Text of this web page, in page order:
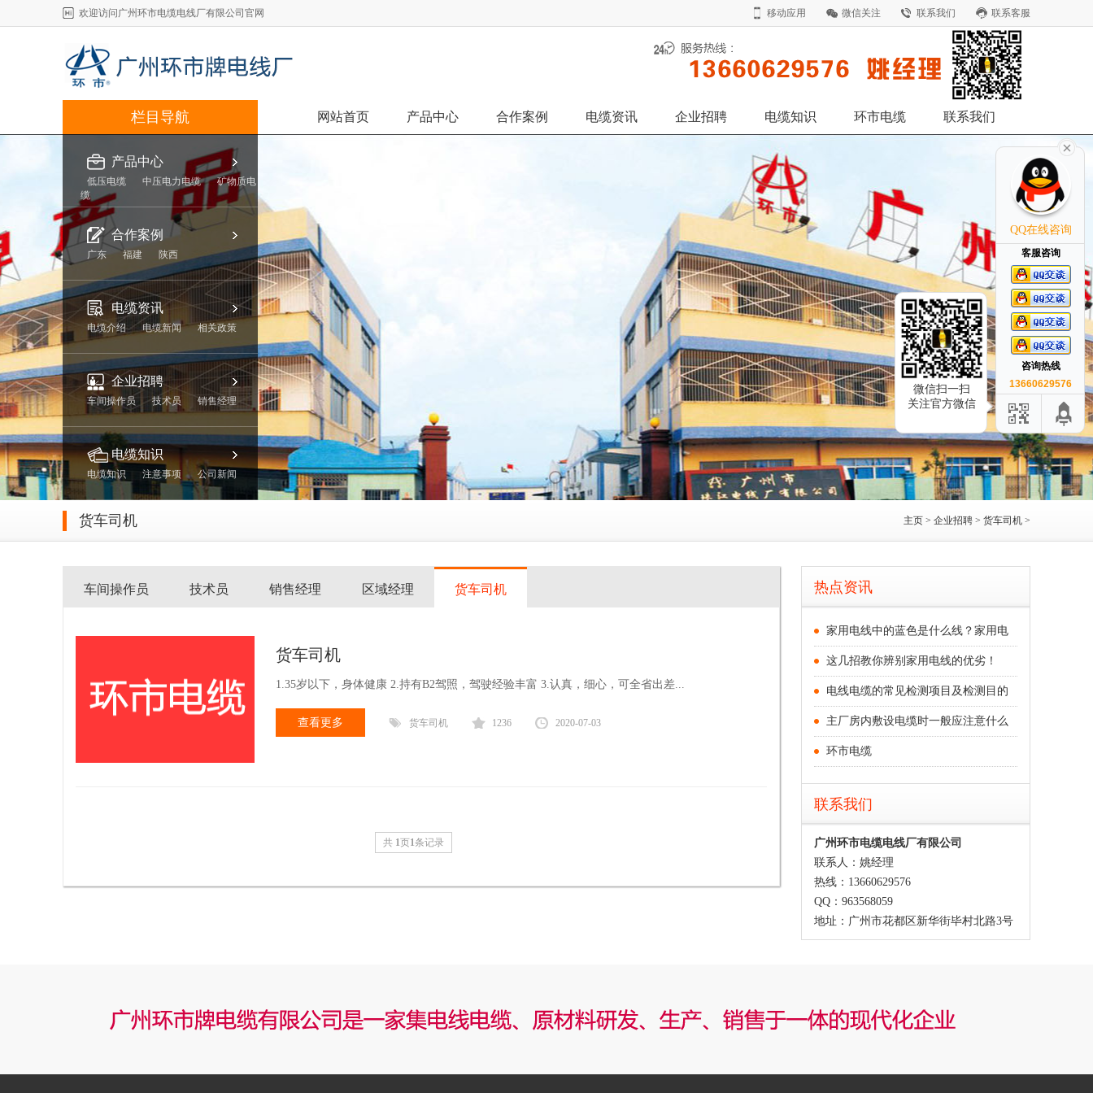
欢迎访问广州环市电缆电线厂有限公司官网 移动应用 微信关注 联系我们 联系客服
栏目导航 网站首页 产品中心 合作案例 电缆资讯 企业招聘 电缆知识 环市电缆 联系我们
产品中心
低压电缆 中压电力电缆
矿物质电
缆
合作案例
广东 福建 陕西
电缆资讯
电缆介绍 电缆新闻 相关政策
企业招聘
车间操作员 技术员 销售经理
电缆知识
电缆知识 注意事项 公司新闻
货车司机 主页 > 企业招聘 > 货车司机 >
车间操作员 技术员 销售经理 区域经理 货车司机
货车司机
1.35岁以下，身体健康 2.持有B2驾照，驾驶经验丰富 3.认真，细心，可全省出差...
查看更多 货车司机 1236 2020-07-03
共 1页1条记录
热点资讯
家用电线中的蓝色是什么线？家用电
这几招教你辨别家用电线的优劣！
电线电缆的常见检测项目及检测目的
主厂房内敷设电缆时一般应注意什么
环市电缆
联系我们
广州环市电缆电线厂有限公司
联系人：姚经理
热线：13660629576
QQ：963568059
地址：广州市花都区新华街毕村北路3号
QQ在线咨询
客服咨询
咨询热线
13660629576
微信扫一扫
关注官方微信